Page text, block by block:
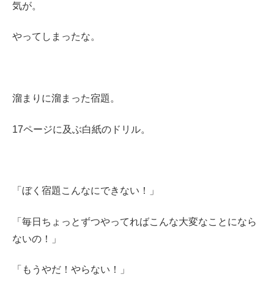
気が。
やってしまったな。
溜まりに溜まった宿題。
17ページに及ぶ白紙のドリル。
「ぼく宿題こんなにできない！」
「毎日ちょっとずつやってればこんな大変なことになら
ないの！」
「もうやだ！やらない！」